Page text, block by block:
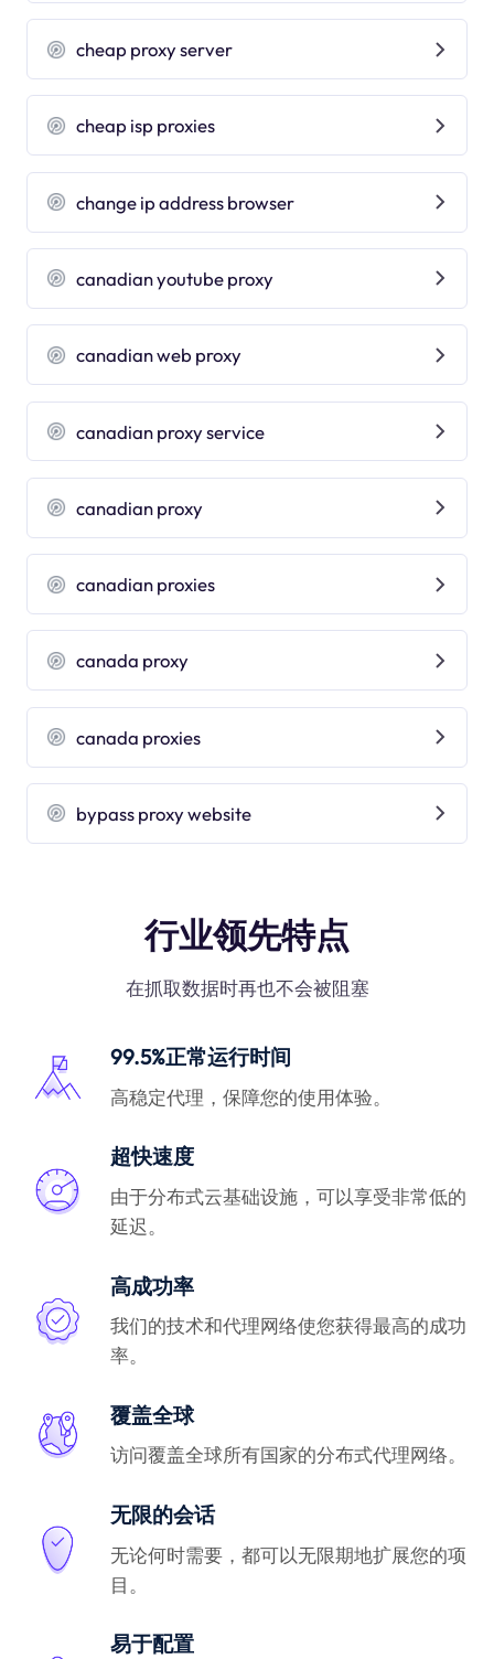
cheap proxy server
cheap isp proxies
change ip address browser
canadian youtube proxy
canadian web proxy
canadian proxy service
canadian proxy
canadian proxies
canada proxy
canada proxies
bypass proxy website
行业领先特点
在抓取数据时再也不会被阻塞
99.5%正常运行时间
高稳定代理，保障您的使用体验。
超快速度
由于分布式云基础设施，可以享受非常低的
延迟。
高成功率
我们的技术和代理网络使您获得最高的成功
率。
覆盖全球
访问覆盖全球所有国家的分布式代理网络。
无限的会话
无论何时需要，都可以无限期地扩展您的项
目。
易于配置